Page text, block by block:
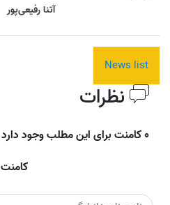
آتنا رفیعی‌پور
News list
نظرات
0 کامنت برای این مطلب وجود دارد
کامنت